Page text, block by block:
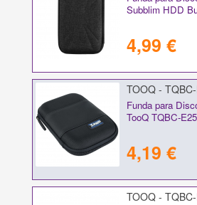
Subblim HDD
4,99 €
TOOQ -
Funda para
TooQ TQBC-
4,19 €
TOOQ -